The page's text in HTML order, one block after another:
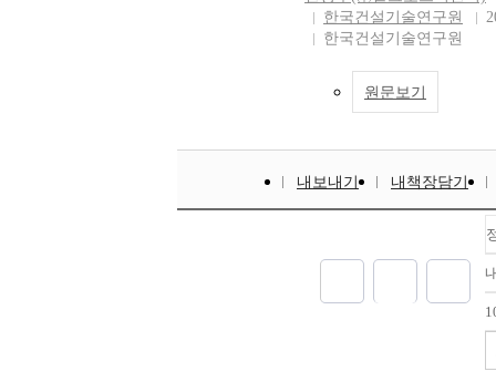
한국건설기술연구원
한국건설기술연구원
원문보기
내보내기 내책장담기